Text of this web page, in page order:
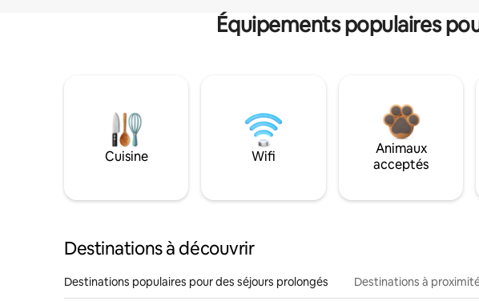
Équipements populaires
Cuisine Wifi
Animaux
acceptés
Destinations à découvrir
Destinations populaires pour des séjours prolongés Destinations à